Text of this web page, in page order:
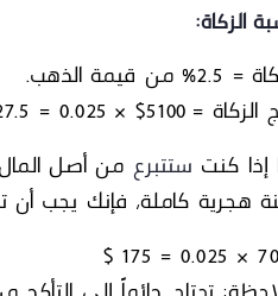
الزكاة:
= 2.5% من قيمة الذهب.
= 5100$ × 0.025 = 127.5$.
إذا كنت ستتبرع
كاملة، فإنك يجب أن تدفع الزكاة
7000 ×